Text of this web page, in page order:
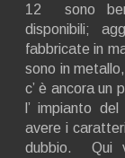
12 sono ben
disponibili;
fabbricate in
sono in
c’ è ancora un
l’ impianto
avere i
dubbio. Qui